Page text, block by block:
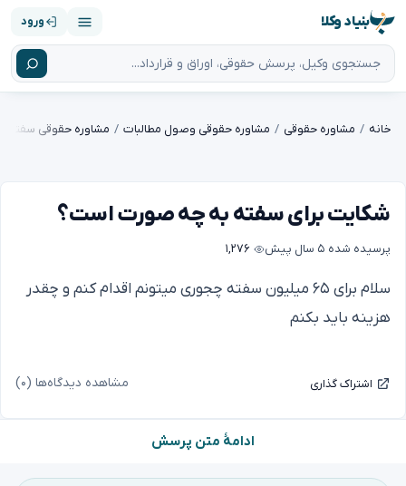
بنیاد وکلا ورود
خانه مشاوره حقوقی مشاوره حقوقی وصول مطالبات مشاوره حقوقی سفته
شکایت برای سفته به چه صورت است؟
پرسیده شده ۵ سال پیش ۱,۲۷۶
سلام برای ۶۵ میلیون سفته چجوری میتونم اقدام کنم و چقدر
هزینه باید بکنم
اشتراک گذاری مشاهده دیدگاه‌ها (۰)
ادامهٔ متن پرسش